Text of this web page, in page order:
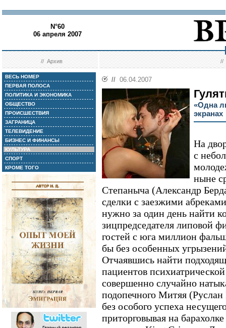
N°60
06 апреля 2007
//Архив //
ВЕСЬ НОМЕР
ПЕРВАЯ ПОЛОСА
ПОЛИТИКА И ЭКОНОМИКА
ОБЩЕСТВО
ПРОИСШЕСТВИЯ
ЗАГРАНИЦА
ТЕЛЕВИДЕНИЕ
БИЗНЕС И ФИНАНСЫ
КУЛЬТУРА
СПОРТ
КРОМЕ ТОГО
// 06.04.2007
«Одна
экранах
На
с
ныне
Степаныча (Александр
сделки с заезжими
нужно за один день найти
зицпредседателя липовой
гостей с юга миллион
бы без особенных
Отчаявшись найти
пациентов
совершенно случайно
подопечного Митяя
без особого успеха
приторговывая на